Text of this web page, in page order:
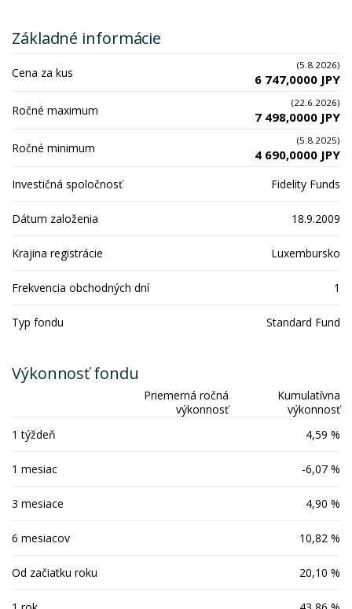
Základné informácie
Cena za kus (5.8.2026)
6 747,0000 JPY
Ročné maximum (22.6.2026)
7 498,0000 JPY
Ročné minimum (5.8.2025)
4 690,0000 JPY
Investičná spoločnosť Fidelity Funds
Dátum založenia 18.9.2009
Krajina registrácie Luxembursko
Frekvencia obchodných dní 1
Typ fondu Standard Fund
Výkonnosť fondu
Priemerná ročná
výkonnosť
Kumulatívna
výkonnosť
1 týždeň
4,59 %
1 mesiac -6,07 %
3 mesiace 4,90 %
6 mesiacov 10,82 %
Od začiatku roku 20,10 %